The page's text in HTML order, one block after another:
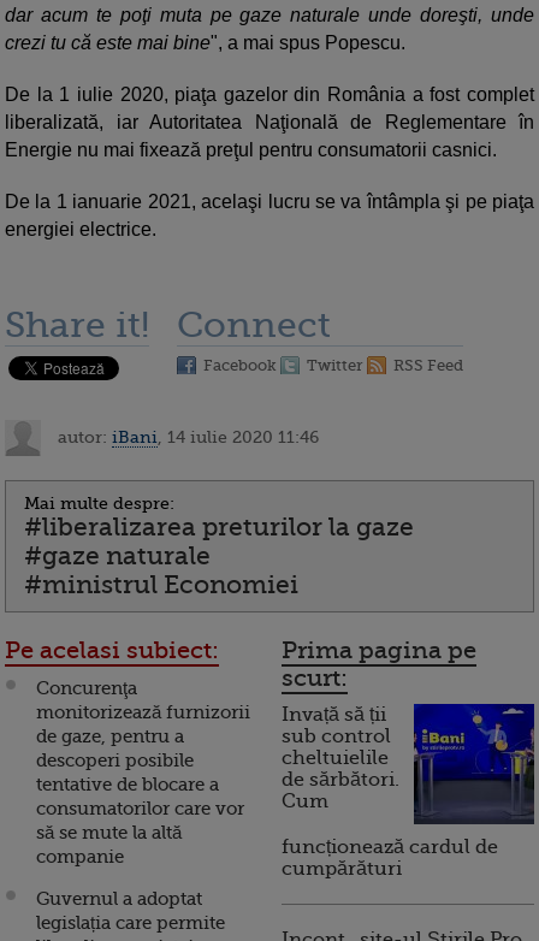
dar acum te poţi muta pe gaze naturale unde doreşti, unde
crezi tu că este mai bine", a mai spus Popescu.
De la 1 iulie 2020, piaţa gazelor din România a fost complet
liberalizată, iar Autoritatea Naţională de Reglementare în
Energie nu mai fixează preţul pentru consumatorii casnici.
De la 1 ianuarie 2021, acelaşi lucru se va întâmpla şi pe piaţa
energiei electrice.
Share it! Connect
Facebook Twitter RSS Feed
autor: iBani , 14 iulie 2020 11:46
Mai multe despre:
#liberalizarea preturilor la gaze
#gaze naturale
#ministrul Economiei
Pe acelasi subiect:
Concurenţa
monitorizează furnizorii
de gaze, pentru a
descoperi posibile
tentative de blocare a
consumatorilor care vor
să se mute la altă
companie
Guvernul a adoptat
legislația care permite
Prima pagina pe
scurt:
Invață să ții
sub control
cheltuielile
de sărbători.
Cum
funcționează cardul de
cumpărături